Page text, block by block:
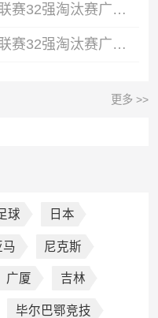
08月03日佛山西甲足球联赛32强淘汰赛广州求信VS顺德新青年全场录像
08月03日佛山西甲足球联赛32强淘汰赛广州蜀地红VS广州戴拿模全场录像
更多 >>
球 日本
马 尼克斯
广厦 吉林
毕尔巴鄂竞技